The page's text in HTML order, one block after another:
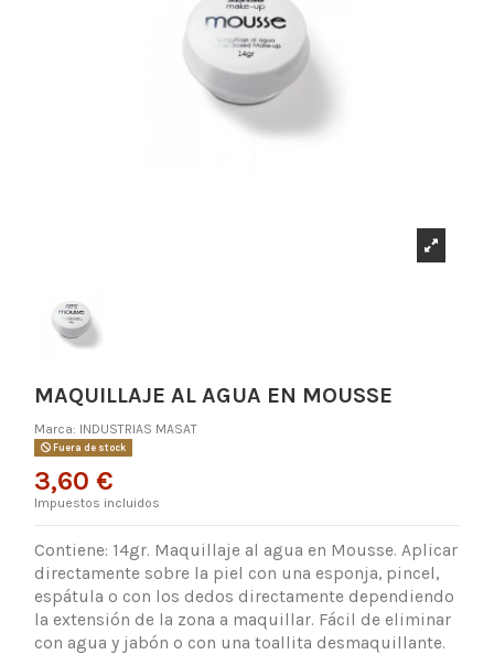
MAQUILLAJE AL AGUA EN MOUSSE
Marca: INDUSTRIAS MASAT
Fuera de stock
3,60 €
Impuestos incluidos
Contiene: 14gr. Maquillaje al agua en Mousse. Aplicar
directamente sobre la piel con una esponja, pincel,
espátula o con los dedos directamente dependiendo
la extensión de la zona a maquillar. Fácil de eliminar
con agua y jabón o con una toallita desmaquillante.